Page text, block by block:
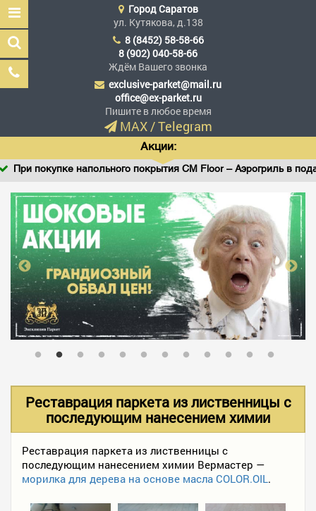
Эксклюзив Паркет
Мы сделали эксклюзив
доступным
ГЛАВНАЯ
АССОРТИМЕНТ
В НАЛИЧИИ
АКЦИИ
ФОТО РАБОТ
ГородСаратов
ул. Кутякова, д.138
8 (8452) 58-58-66
8 (902) 040-58-66
Ждём Вашего звонка
exclusive-parket@mail.ru
office@ex-parket.ru
Пишите в любое время
MAX/Telegram
Акции:
При покупке напольного покрытия CM Floor – Аэрогриль в
Реставрация паркета из лиственницы с
последующим нанесением химии
Реставрация паркета из лиственницы с
последующим нанесением химии Вермастер —
морилка для дерева на основе масла COLOR.OIL.